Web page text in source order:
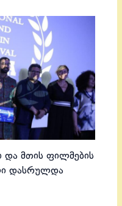
და მთის ფილმების
დასრულდა